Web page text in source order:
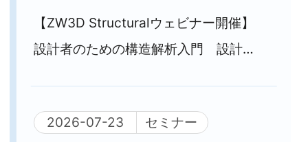
【ZW3D Structuralウェビナー開催】
設計者のための構造解析入門 設計と
2026-07-23
セミナー